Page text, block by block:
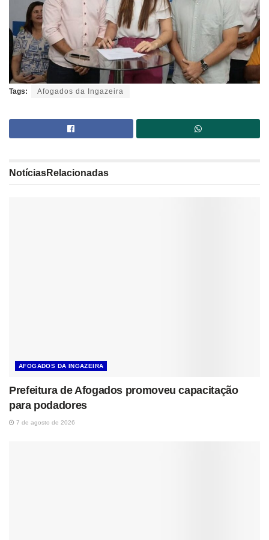
Tags: Afogados da Ingazeira
NotíciasRelacionadas
AFOGADOS DA INGAZEIRA
Prefeitura de Afogados promoveu capacitação
para podadores
7 de agosto de 2026